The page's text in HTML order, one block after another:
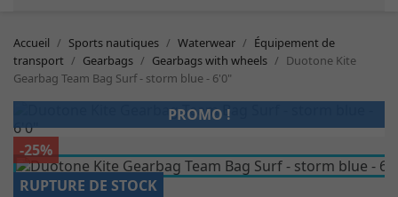
Accueil Sports nautiques Waterwear
Équipement de
transport
Gearbags Gearbags with wheels
Duotone Kite
Gearbag Team Bag Surf - storm blue - 6'0"
PROMO !
-25%
RUPTURE DE STOCK